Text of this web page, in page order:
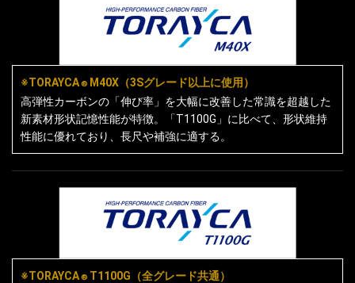
※TORAYCA® M40X（3Sグレード以上に使用）
高弾性カーボンの「伸び率」を大幅に改善した常識を超越した
新素材形状記憶性能が特徴。「T1100G」に比べて、形状維持
性能に優れており、長尺や補強に適する。
※TORAYCA® T1100G（全グレード共通）